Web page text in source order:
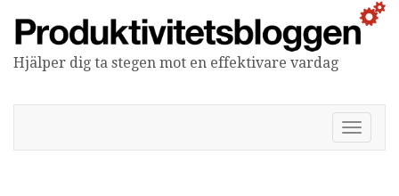
Hjälper dig ta stegen mot en effektivare vardag
V
i